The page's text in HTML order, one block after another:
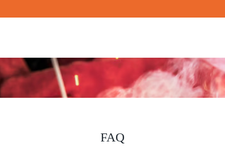
FAQ